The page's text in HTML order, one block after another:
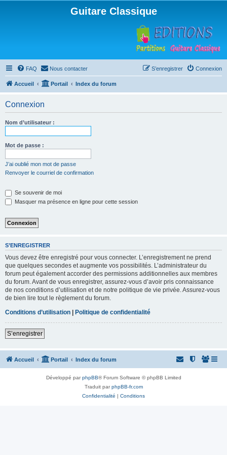
Guitare Classique
FAQ Nous contacter Connexion
S’enregistrer
Accueil Portail Index du forum
Connexion
Nom d’utilisateur :
Mot de passe :
J’ai oublié mon mot de passe
Renvoyer le courriel de confirmation
Se souvenir de moi
Masquer ma présence en ligne pour cette session
S’ENREGISTRER
Vous devez être enregistré pour vous connecter. L’enregistrement ne prend
que quelques secondes et augmente vos possibilités. L’administrateur du
forum peut également accorder des permissions additionnelles aux membres
du forum. Avant de vous enregistrer, assurez-vous d’avoir pris connaissance
de nos conditions d’utilisation et de notre politique de vie privée. Assurez-vous
de bien lire tout le règlement du forum.
Conditions d’utilisation | Politique de confidentialité
S’enregistrer
Accueil Portail Index du forum
Développé parphpBB® Forum Software © phpBB Limited
Traduit parphpBB-fr.com
Confidentialité | Conditions